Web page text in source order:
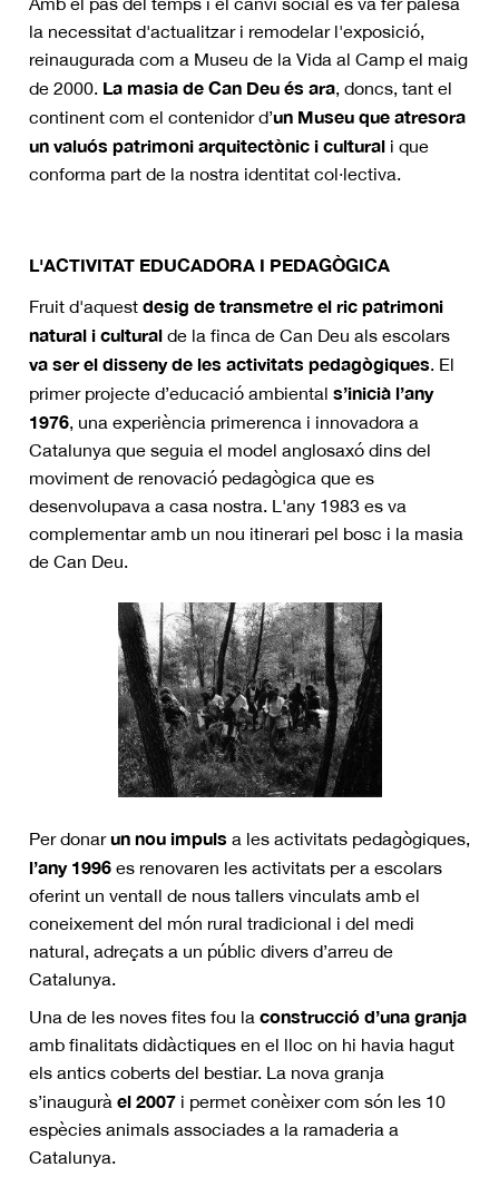
la necessitat d'actualitzar i remodelar l'exposició,
reinaugurada com a Museu de la Vida al Camp el maig
de 2000. La masia de Can Deu és ara, doncs, tant el
continent com el contenidor d’un Museu que atresora
un valuós patrimoni arquitectònic i cultural i que
conforma part de la nostra identitat col·lectiva.
L'ACTIVITAT EDUCADORA I PEDAGÒGICA
Fruit d'aquest desig de transmetre el ric patrimoni
natural i cultural de la finca de Can Deu als escolars
va ser el disseny de les activitats pedagògiques. El
primer projecte d’educació ambiental s’inicià l’any
1976, una experiència primerenca i innovadora a
Catalunya que seguia el model anglosaxó dins del
moviment de renovació pedagògica que es
desenvolupava a casa nostra. L'any 1983 es va
complementar amb un nou itinerari pel bosc i la masia
de Can Deu.
Per donarun nou impuls a les activitats pedagògiques,
l’any 1996 es renovaren les activitats per a escolars
oferint un ventall de nous tallers vinculats amb el
coneixement del món rural tradicional i del medi
natural, adreçats a un públic divers d’arreu de
Catalunya.
Una de les noves fites fou la construcció d’una granja
amb finalitats didàctiques en el lloc on hi havia hagut
els antics coberts del bestiar. La nova granja
s’inaugurà el 2007 i permet conèixer com són les 10
espècies animals associades a la ramaderia a
Catalunya.